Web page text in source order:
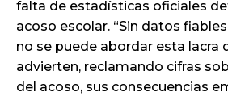
falta de estadísticas oficiales
acoso escolar. “Sin datos
no se puede abordar esta lacra
advierten, reclamando cifras
del acoso, sus consecuencias